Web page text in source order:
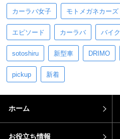
カーラバ女子 モトメガネカーズ
エピソード カーラバ バイク
sotoshiru 新型車 DRIMO
pickup 新着
ホーム
お役立ち情報